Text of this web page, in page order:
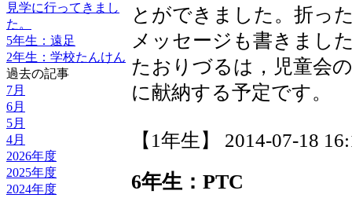
見学に行ってきまし
た。
5年生：遠足
2年生：学校たんけん
過去の記事
7月
6月
5月
4月
2026年度
2025年度
2024年度
とができました。折っ
メッセージも書きまし
たおりづるは，児童会
に献納する予定です。
【1年生】 2014-07-18
6年生：PTC